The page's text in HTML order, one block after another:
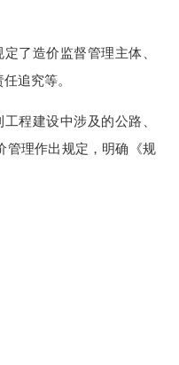
了造价监督管理主体、
追究等。
程建设中涉及的公路、
管理作出规定，明确《规